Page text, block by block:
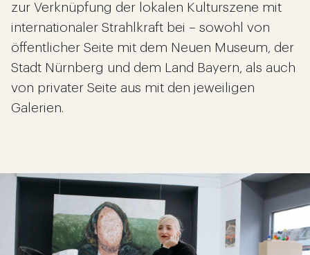
zur Verknüpfung der lokalen Kulturszene mit
internationaler Strahlkraft bei – sowohl von
öffentlicher Seite mit dem Neuen Museum, der
Stadt Nürnberg und dem Land Bayern, als auch
von privater Seite aus mit den jeweiligen
Galerien.